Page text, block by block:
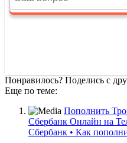
Понравилось? Поделись с
Еще по теме:
Пополнить
Сбербанк Онлайн на
Сбербанк • Как